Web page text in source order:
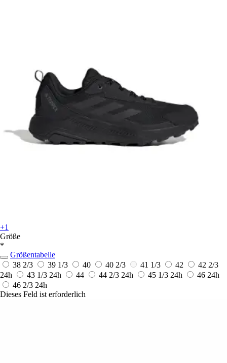
+1
Größe
*
Größentabelle
38 2/3
39 1/3 40 40 2/3 41 1/3 42
42 2/3
24h
43 1/3 24h 44 44 2/3 24h 45 1/3 24h 46 24h
46 2/3 24h
Dieses Feld ist erforderlich